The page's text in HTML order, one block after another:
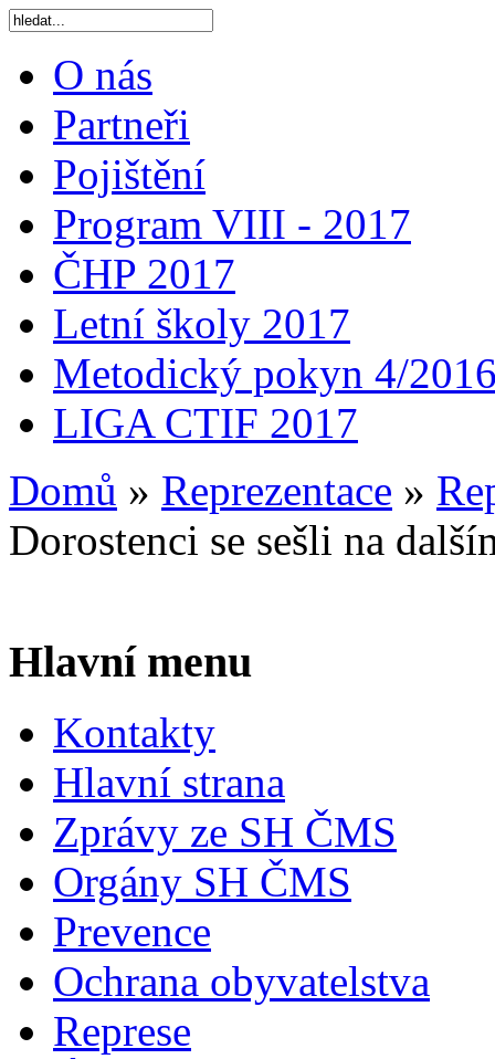
O nás
Partneři
Pojištění
Program VIII - 2017
ČHP 2017
Letní školy 2017
Metodický pokyn 4/
LIGA CTIF 2017
Domů » Reprezentace »
Dorostenci se sešli na
Hlavní menu
Kontakty
Hlavní strana
Zprávy ze SH ČMS
Orgány SH ČMS
Prevence
Ochrana obyvatelstva
Represe